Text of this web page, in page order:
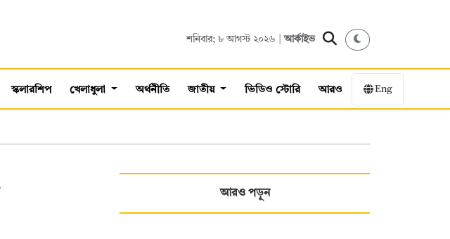
শনিবার; ৮ আগস্ট ২০২৬ |আর্কাইভ
স্কলারশিপ খেলাধুলা অর্থনীতি জাতীয় ভিডিও স্টোরি আরও Eng
আরও পড়ুন